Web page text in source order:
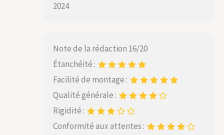
2024
Note de la rédaction 16/20
Étanchéité :
Facilité de montage :
Qualité générale :
Rigidité :
Conformité aux attentes :